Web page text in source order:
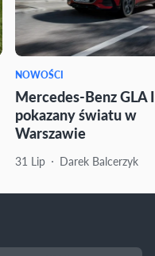
NOWOŚCI
Mercedes-Benz GLA
pokazany światu w
Warszawie
31 Lip Darek Balcerzyk